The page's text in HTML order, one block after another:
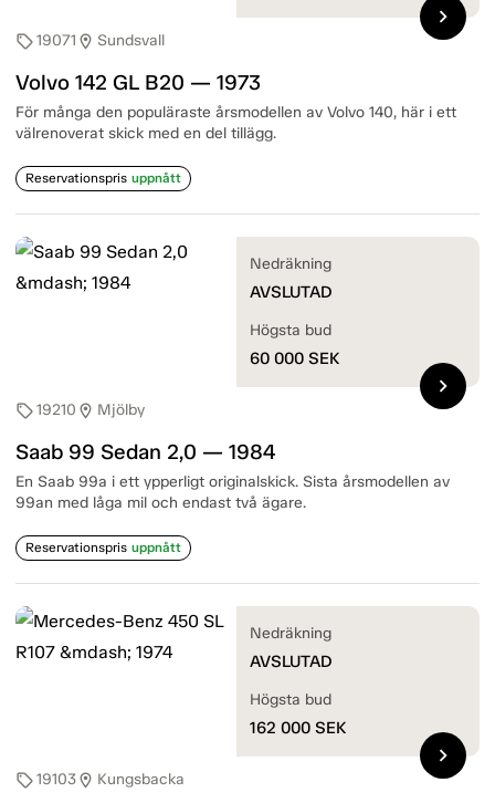
sell19071 location_on Sundsvall
Volvo 142 GL B20 — 1973
För många den populäraste årsmodellen av Volvo 140, här i ett
välrenoverat skick med en del tillägg.
Reservationspris uppnått
chevron_right
sell19210 location_on Mjölby
Saab 99 Sedan 2,0 — 1984
En Saab 99a i ett ypperligt originalskick. Sista årsmodellen av
99an med låga mil och endast två ägare.
Reservationspris uppnått
Nedräkning
AVSLUTAD
Högsta bud
60 000 SEK
chevron_right
sell19103location_on Kungsbacka
Nedräkning
AVSLUTAD
Högsta bud
162 000 SEK
chevron_right